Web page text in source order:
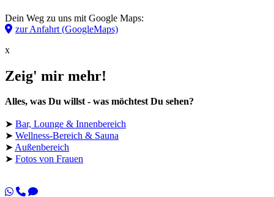
Dein Weg zu uns mit Google Maps:
zur Anfahrt (GoogleMaps)
x
Zeig' mir mehr!
Alles, was Du willst - was möchtest Du sehen?
➤ Bar, Lounge & Innenbereich
➤ Wellness-Bereich & Sauna
➤Außenbereich
➤ Fotos von Frauen